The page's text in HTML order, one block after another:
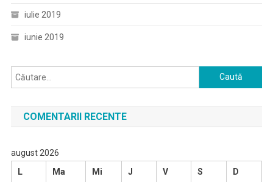
iulie 2019
iunie 2019
Caută
după:
COMENTARII RECENTE
august 2026
L
Ma Mi J V S D